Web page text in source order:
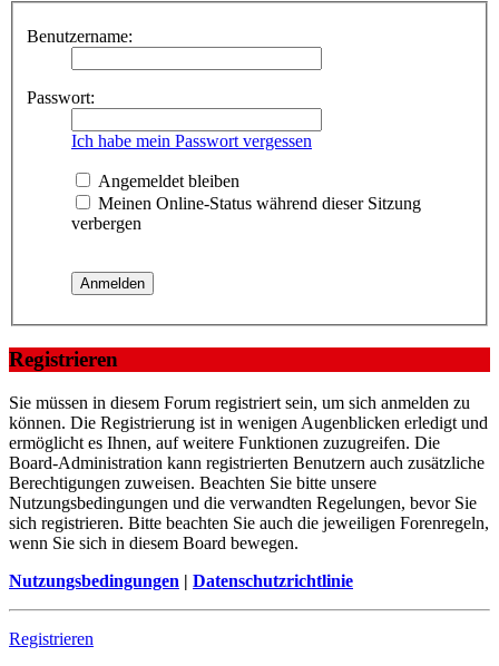
Benutzername:
Passwort:
Ich habe mein Passwort vergessen
Angemeldet bleiben
Meinen Online-Status während dieser Sitzung
verbergen
Registrieren
Sie müssen in diesem Forum registriert sein, um sich anmelden zu
können. Die Registrierung ist in wenigen Augenblicken erledigt und
ermöglicht es Ihnen, auf weitere Funktionen zuzugreifen. Die
Board-Administration kann registrierten Benutzern auch zusätzliche
Berechtigungen zuweisen. Beachten Sie bitte unsere
Nutzungsbedingungen und die verwandten Regelungen, bevor Sie
sich registrieren. Bitte beachten Sie auch die jeweiligen Forenregeln,
wenn Sie sich in diesem Board bewegen.
Nutzungsbedingungen | Datenschutzrichtlinie
Registrieren